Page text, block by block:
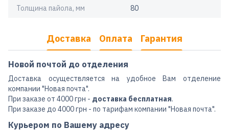
Толщина пайола, мм 80
Доставка Оплата Гарантия
Новой почтой до отделения
Доставка осуществляется на удобное Вам отделение
компании "Новая почта".
При заказе от 4000 грн - доставка бесплатная.
При заказе до 4000 грн - по тарифам компании "Новая почта".
Курьером по Вашему адресу